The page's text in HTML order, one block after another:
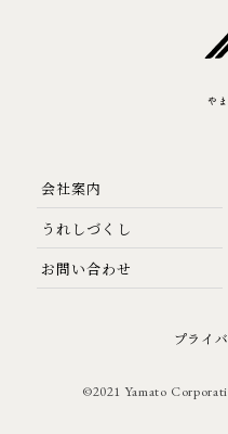
会社案内
うれしづくし
お問い合わせ
プライ
©2021 Yamato